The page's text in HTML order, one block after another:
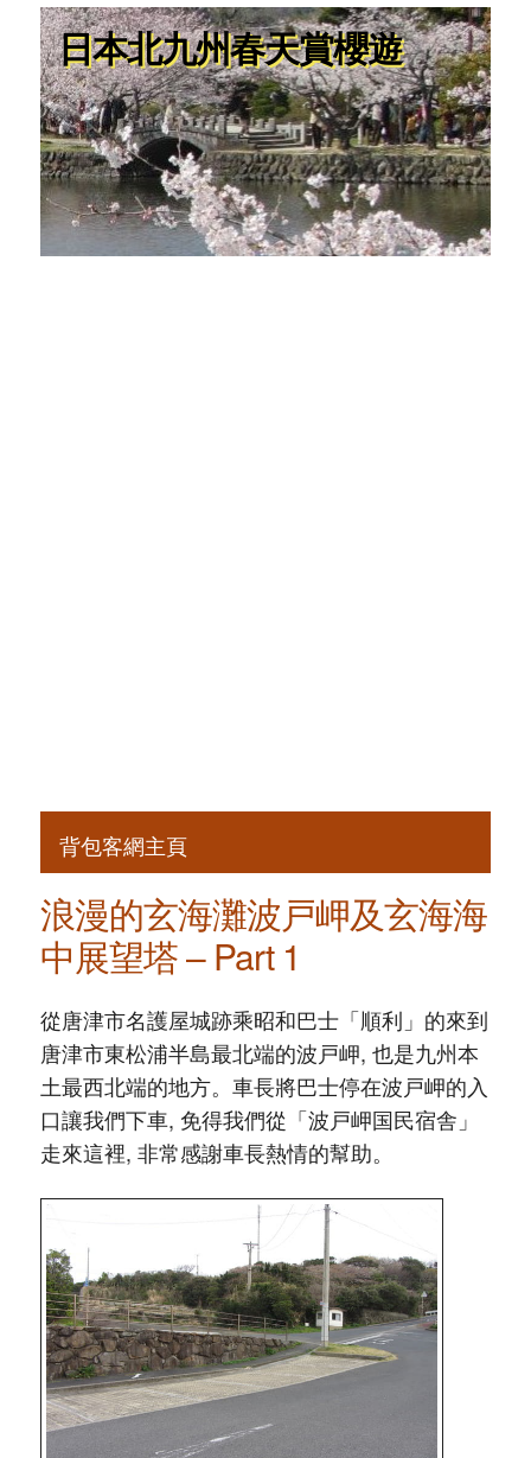
日本北九州春天賞櫻遊
背包客網主頁
浪漫的玄海灘波戸岬及玄海海
中展望塔 – Part 1
從唐津市名護屋城跡乘昭和巴士「順利」的來到
唐津市東松浦半島最北端的波戸岬, 也是九州本
土最西北端的地方。車長將巴士停在波戸岬的入
口讓我們下車, 免得我們從「波戸岬国民宿舎」
走來這裡, 非常感謝車長熱情的幫助。